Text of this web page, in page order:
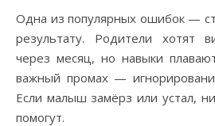
Одна из популярных ошибок —
результату. Родители хотят
через месяц, но навыки
важный промах —
Если малыш замёрз или устал,
помогут.